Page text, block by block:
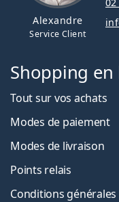
Alexandre
Service Client
02
Shopping
Tout sur vos achats
Modes de paiement
Modes de livraison
Points relais
Conditions générales